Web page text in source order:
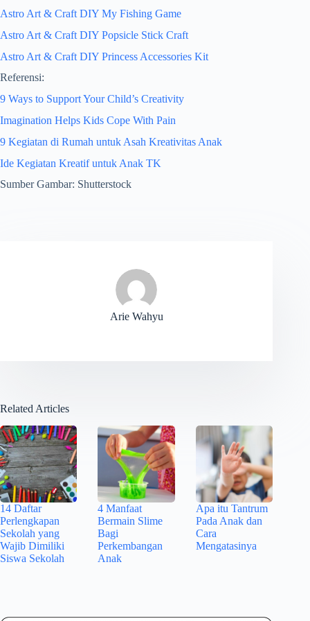
Astro Art & Craft DIY My Fishing Game
Astro Art & Craft DIY Popsicle Stick Craft
Astro Art & Craft DIY Princess Accessories Kit
Referensi:
9 Ways to Support Your Child’s Creativity
Imagination Helps Kids Cope With Pain
9 Kegiatan di Rumah untuk Asah Kreativitas Anak
Ide Kegiatan Kreatif untuk Anak TK
Sumber Gambar: Shutterstock
Arie Wahyu
Related Articles
14 Daftar
Perlengkapan
Sekolah yang
Wajib Dimiliki
Siswa Sekolah
4 Manfaat
Bermain Slime
Bagi
Perkembangan
Anak
Apa itu Tantrum
Pada Anak dan
Cara
Mengatasinya